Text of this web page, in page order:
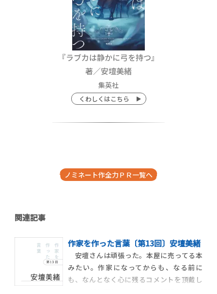
『ラブカは静かに弓を持つ』
著／安壇美緒
集英社
くわしくはこちら
ノミネート作全力ＰＲ一覧へ
関連記事
作家を作った言葉〔第13回〕安壇美緒
安壇さんは頑張った。本屋に売ってる本
みたい。作家になってからも、なる前に
も、なんとなく心に残るコメントを頂戴し